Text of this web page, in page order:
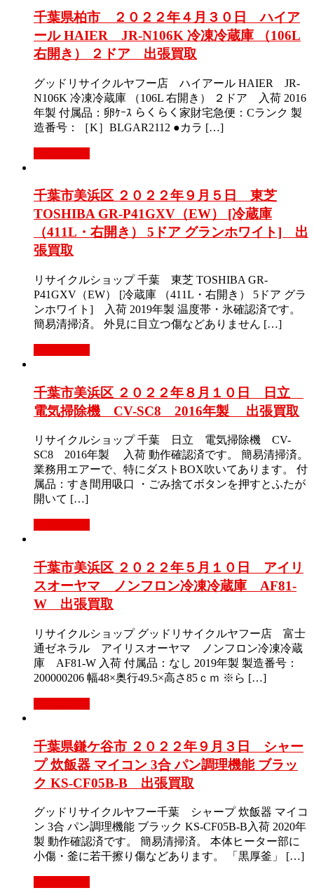
千葉県柏市 ２０２２年４月３０日 ハイア
ール HAIER JR-N106K 冷凍冷蔵庫 （106L
右開き） ２ドア 出張買取
グッドリサイクルヤフー店 ハイアール HAIER JR-
N106K 冷凍冷蔵庫 （106L 右開き） ２ドア 入荷 2016
年製 付属品：卵ｹｰｽ らくらく家財宅急便：Cランク 製
造番号：［K］BLGAR2112 ●カラ […]
千葉市美浜区 ２０２２年９月５日 東芝
TOSHIBA GR-P41GXV（EW） [冷蔵庫
（411L・右開き） 5ドア グランホワイト] 出
張買取
リサイクルショップ 千葉 東芝 TOSHIBA GR-
P41GXV（EW） [冷蔵庫 （411L・右開き） 5ドア グラ
ンホワイト] 入荷 2019年製 温度帯・氷確認済です。
簡易清掃済。 外見に目立つ傷などありません […]
千葉市美浜区 ２０２２年８月１０日 日立
電気掃除機 CV-SC8 2016年製 出張買取
リサイクルショップ 千葉 日立 電気掃除機 CV-
SC8 2016年製 入荷 動作確認済です。 簡易清掃済。
業務用エアーで、特にダストBOX吹いてあります。 付
属品：すき間用吸口 ・ごみ捨てボタンを押すとふたが
開いて […]
千葉市美浜区 ２０２２年５月１０日 アイリ
スオーヤマ ノンフロン冷凍冷蔵庫 AF81-
W 出張買取
リサイクルショップ グッドリサイクルヤフー店 富士
通ゼネラル アイリスオーヤマ ノンフロン冷凍冷蔵
庫 AF81-W 入荷 付属品：なし 2019年製 製造番号：
200000206 幅48×奥行49.5×高さ85ｃｍ ※ら […]
千葉県鎌ケ谷市 ２０２２年９月３日 シャー
プ 炊飯器 マイコン 3合 パン調理機能 ブラッ
ク KS-CF05B-B 出張買取
グッドリサイクルヤフー千葉 シャープ 炊飯器 マイコ
ン 3合 パン調理機能 ブラック KS-CF05B-B入荷 2020年
製 動作確認済です。 簡易清掃済。 本体ヒーター部に
小傷・釜に若干擦り傷などあります。 「黒厚釜」 […]